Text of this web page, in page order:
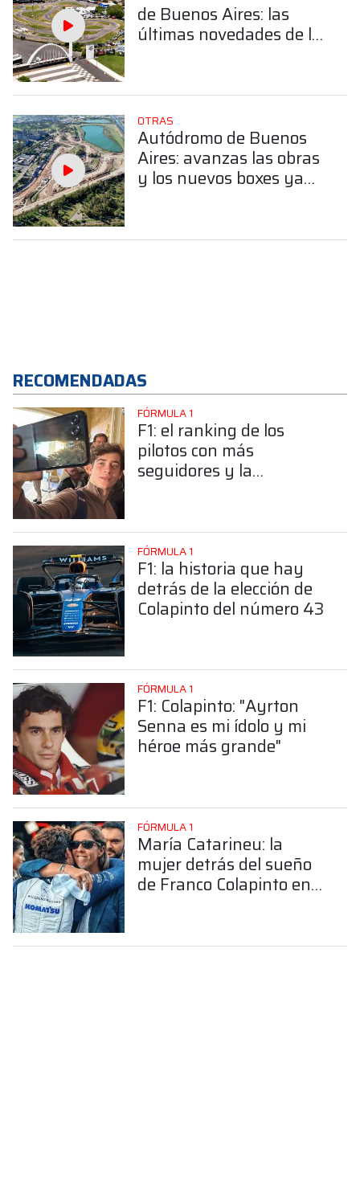
de Buenos Aires: las
últimas novedades de lo
OTRAS
Autódromo de Buenos
Aires: avanzas las obras
y los nuevos boxes ya
RECOMENDADAS
FÓRMULA 1
F1: el ranking de los
pilotos con más
seguidores y la
FÓRMULA 1
F1: la historia que hay
detrás de la elección de
Colapinto del número 43
FÓRMULA 1
F1: Colapinto: "Ayrton
Senna es mi ídolo y mi
héroe más grande"
FÓRMULA 1
María Catarineu: la
mujer detrás del sueño
de Franco Colapinto en